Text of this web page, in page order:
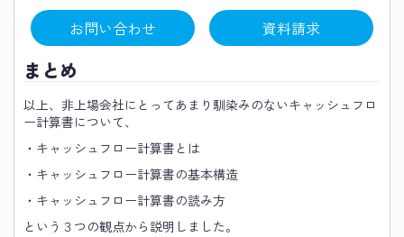
お問い合わせ 資料請求
まとめ
以上、非上場会社にとってあまり馴染みのないキャッシュフロ
ー計算書について、
・キャッシュフロー計算書とは
・キャッシュフロー計算書の基本構造
・キャッシュフロー計算書の読み方
という３つの観点から説明しました。